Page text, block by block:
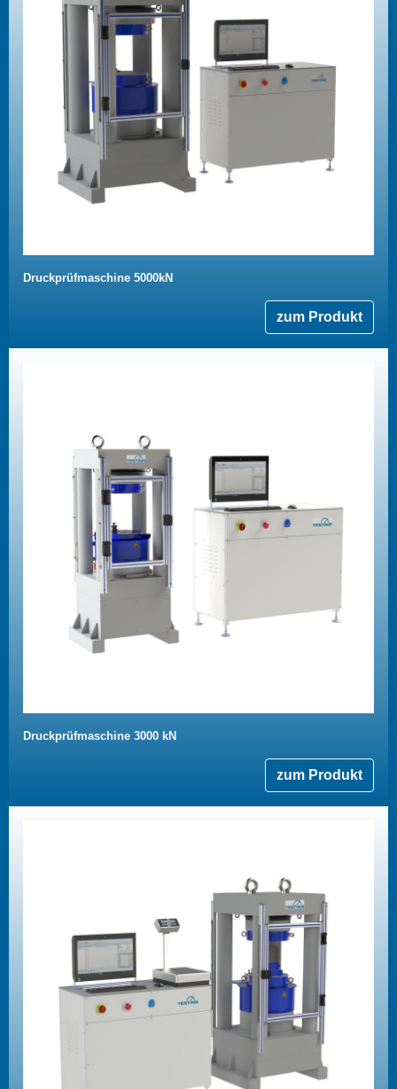
Druckprüfmaschine 5000kN
zum Produkt
Druckprüfmaschine 3000 kN
zum Produkt